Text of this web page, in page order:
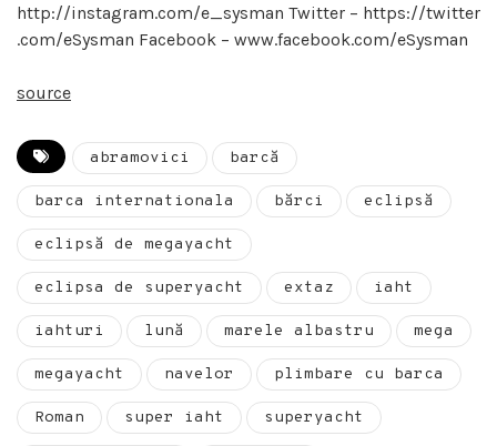
http://instagram.com/e_sysman Twitter – https://twitter
.com/eSysman Facebook – www.facebook.com/eSysman
source
abramovici barcă
barca internationala bărci eclipsă
eclipsă de megayacht
eclipsa de superyacht extaz iaht
iahturi lună marele albastru mega
megayacht navelor plimbare cu barca
Roman super iaht superyacht